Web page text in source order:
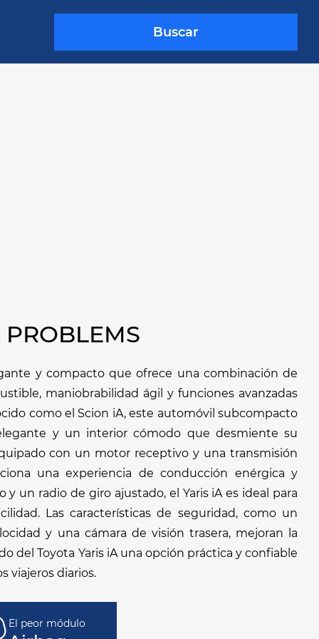
Buscar
PROBLEMS
y compacto que ofrece una combinación de
maniobrabilidad ágil y funciones avanzadas
como el Scion iA, este automóvil subcompacto
y un interior cómodo que desmiente su
con un motor receptivo y una transmisión
una experiencia de conducción enérgica y
un radio de giro ajustado, el Yaris iA es ideal para
Las características de seguridad, como un
y una cámara de visión trasera, mejoran la
del Toyota Yaris iA una opción práctica y confiable
viajeros diarios.
El peor módulo